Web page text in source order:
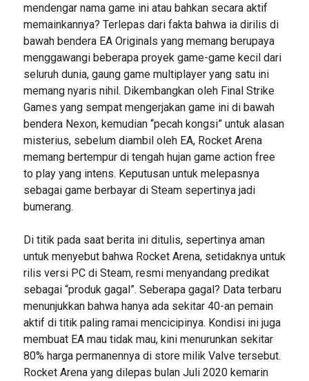
mendengar nama game ini atau bahkan secara aktif
memainkannya? Terlepas dari fakta bahwa ia dirilis di
bawah bendera EA Originals yang memang berupaya
menggawangi beberapa proyek game-game kecil dari
seluruh dunia, gaung game multiplayer yang satu ini
memang nyaris nihil. Dikembangkan oleh Final Strike
Games yang sempat mengerjakan game ini di bawah
bendera Nexon, kemudian “pecah kongsi” untuk alasan
misterius, sebelum diambil oleh EA, Rocket Arena
memang bertempur di tengah hujan game action free
to play yang intens. Keputusan untuk melepasnya
sebagai game berbayar di Steam sepertinya jadi
bumerang.
Di titik pada saat berita ini ditulis, sepertinya aman
untuk menyebut bahwa Rocket Arena, setidaknya untuk
rilis versi PC di Steam, resmi menyandang predikat
sebagai “produk gagal”. Seberapa gagal? Data terbaru
menunjukkan bahwa hanya ada sekitar 40-an pemain
aktif di titik paling ramai mencicipinya. Kondisi ini juga
membuat EA mau tidak mau, kini menurunkan sekitar
80% harga permanennya di store milik Valve tersebut.
Rocket Arena yang dilepas bulan Juli 2020 kemarin